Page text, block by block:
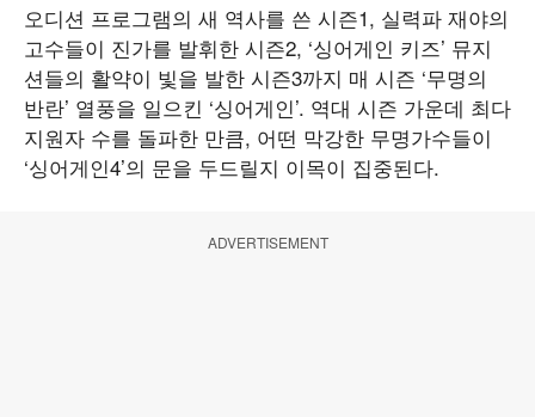
오디션 프로그램의 새 역사를 쓴 시즌1, 실력파 재야의
고수들이 진가를 발휘한 시즌2, ‘싱어게인 키즈’ 뮤지
션들의 활약이 빛을 발한 시즌3까지 매 시즌 ‘무명의
반란’ 열풍을 일으킨 ‘싱어게인’. 역대 시즌 가운데 최다
지원자 수를 돌파한 만큼, 어떤 막강한 무명가수들이
‘싱어게인4’의 문을 두드릴지 이목이 집중된다.
ADVERTISEMENT